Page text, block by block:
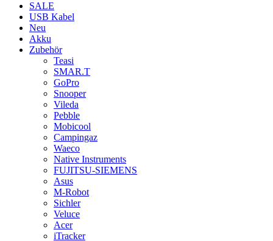
SALE
USB Kabel
Neu
Akku
Zubehör
Teasi
SMAR.T
GoPro
Snooper
Vileda
Pebble
Mobicool
Campingaz
Waeco
Native Instruments
FUJITSU-SIEMENS
Asus
M-Robot
Sichler
Veluce
Acer
iTracker